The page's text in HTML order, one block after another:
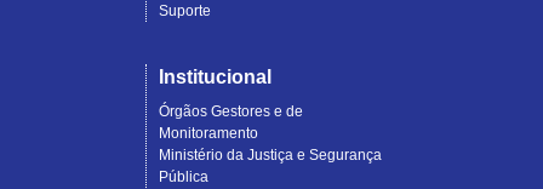
Suporte
Institucional
Órgãos Gestores e de
Monitoramento
Ministério da Justiça e Segurança
Pública